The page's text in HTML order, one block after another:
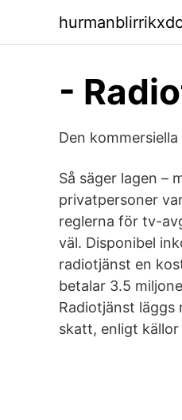
-
Den
Så säger lagen –
privatpersoner
reglerna för tv-
väl. Disponibel
radiotjänst en
betalar 3.5
Radiotjänst läggs
skatt, enligt källor